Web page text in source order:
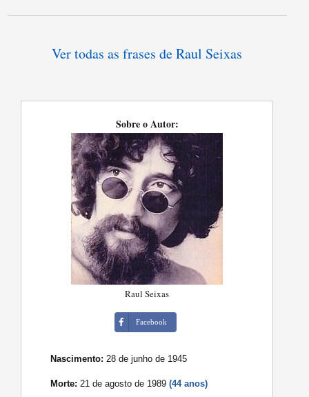
Ver todas as frases de Raul Seixas
Sobre o Autor:
Raul Seixas
Facebook
Nascimento: 28 de junho de 1945
Morte: 21 de agosto de 1989(44 anos)